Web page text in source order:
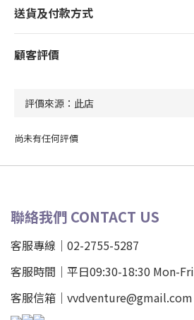
送貨及付款方式
顧客評價
尚未有任何評價
聯絡我們 CONTACT US
客服專線｜02-2755-5287
客服時間｜平日09:30-18:30 Mon-Fri
客服信箱｜vvdventure@gmail.com